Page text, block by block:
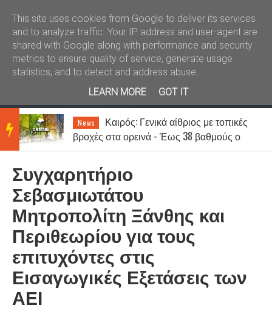
Καλώς ήλθατε Kral News
BRE
AKIN
NEW
News
Καιρός: Γενικά αίθριος με τοπικές
βροχές στα ορεινά - Έως 38 βαθμούς ο
Συγχαρητήριο
Σεβασμιωτάτου
Μητροπολίτη Ξάνθης και
Περιθεωρίου για τους
επιτυχόντες στις
Εισαγωγικές Εξετάσεις των
ΑΕΙ
This site uses cookies from Google to deliver its services
and to analyze traffic. Your IP address and user-agent are
shared with Google along with performance and security
metrics to ensure quality of service, generate usage
statistics, and to detect and address abuse.
LEARN MORE
GOT IT